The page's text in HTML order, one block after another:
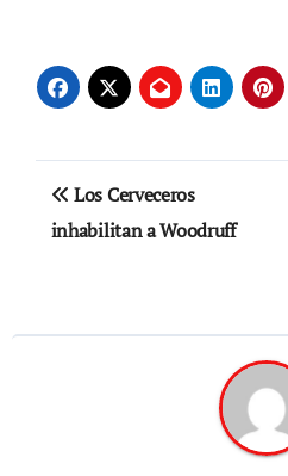
Navegación
de
Los Cerveceros
inhabilitan a Woodruff